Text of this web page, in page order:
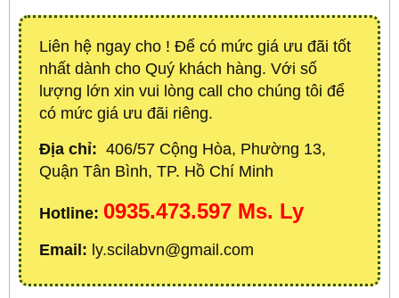
Liên hệ ngay cho ! Để có mức giá ưu đãi tốt
nhất dành cho Quý khách hàng. Với số
lượng lớn xin vui lòng call cho chúng tôi để
có mức giá ưu đãi riêng.
Địa chỉ: 406/57 Cộng Hòa, Phường 13,
Quận Tân Bình, TP. Hồ Chí Minh
Hotline: 0935.473.597 Ms. Ly
Email: ly.scilabvn@gmail.com